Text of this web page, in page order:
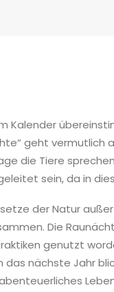
Kalender
geht
die Tiere
sein, da in
der Natur
Die
genutzt
nächste Jahr